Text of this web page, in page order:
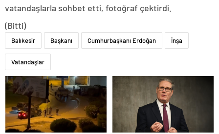
vatandaşlarla sohbet etti, fotoğraf çektirdi.
(Bitti)
Balıkesir Başkanı Cumhurbaşkanı Erdoğan İnşa
Vatandaşlar